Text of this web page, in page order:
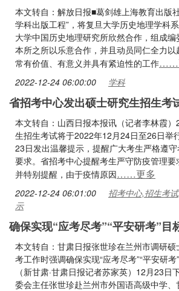
本文转自：解放日报■葛剑雄上海教育出版
学科出版工程”，将复旦大学历史地理学科
大学中国历史地理研究所欣然合作，组成编
本所之所以乐意合作，并且动员同仁全力
常有价值、有意义并具有紧迫性的工作……
2022-12-24 06:00:00 学科
省招考中心发出硕士研究生招生考
本文转自：山西日报本报讯（记者李林霞
生招生考试将于2022年12月24日至26日举
23日发出温馨提示，提醒广大考生严格遵
要求。省招考中心提醒考生严守防疫管理要
并特别提醒，由于疫情原因……更多
2022-12-24 06:01:00
招考中心,招生考
示
确保实现“应考尽考”“平安研考”目
本文转自：甘肃日报张世珍在兰州市调研硕
考工作时强调确保实现“应考尽考”“平安研
（新甘肃·甘肃日报记者苏家英）12月23日
委会主任张世珍赴兰州市外国语高级中学